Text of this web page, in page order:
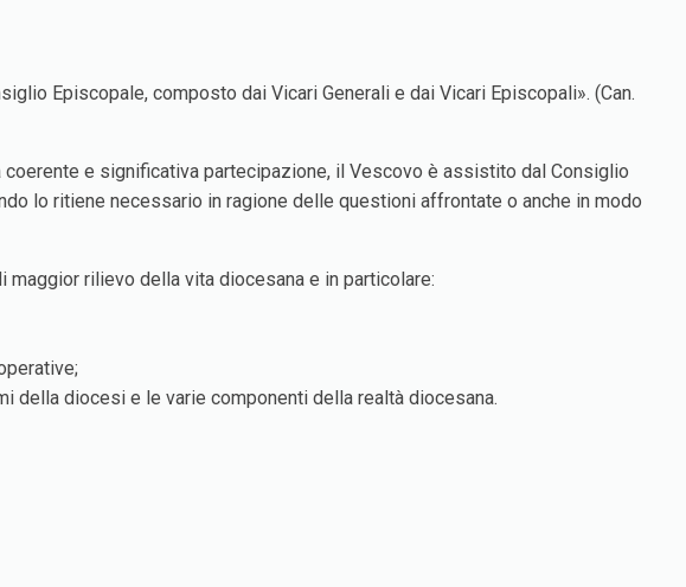
Episcopale, composto dai Vicari Generali e dai Vicari Episcopali». (Can.
e significativa partecipazione, il Vescovo è assistito dal Consiglio
lo ritiene necessario in ragione delle questioni affrontate o anche in modo
rilievo della vita diocesana e in particolare:
della diocesi e le varie componenti della realtà diocesana.